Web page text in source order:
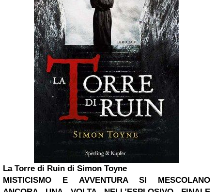
La Torre di Ruin di Simon Toyne
MISTICISMO E AVVENTURA SI MESCOLANO